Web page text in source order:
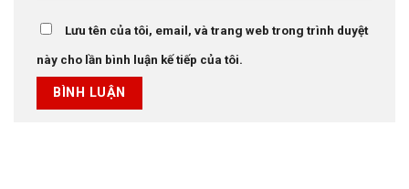
Lưu tên của tôi, email, và trang web trong trình duyệt
này cho lần bình luận kế tiếp của tôi.